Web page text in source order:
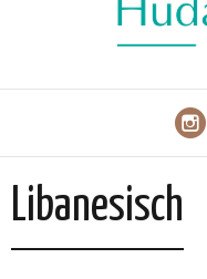
Libanesisch